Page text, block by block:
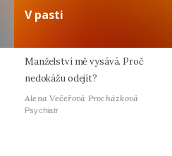
V pasti
Manželství mě vysává. Proč
nedokážu odejít?
Alena Večeřová Procházková
Psychiatr